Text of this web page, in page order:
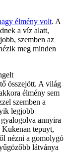
élmény volt. A
a víz alatt,
szemben az
meg minden
összejött. A világ
élmény sem
szemben a
legjobb
annyira
Kukenan tepuyt,
nézni a gomolygó
látványa